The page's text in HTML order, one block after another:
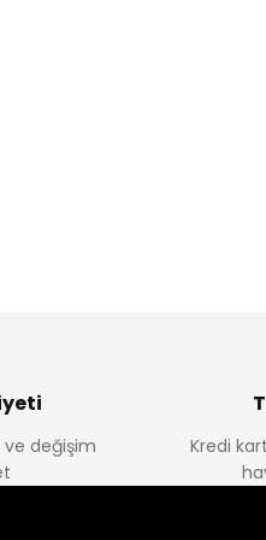
Melra Kız Çocuk Kot
%22
Koren Kız Çocuk ve
ve değişim
Kredi